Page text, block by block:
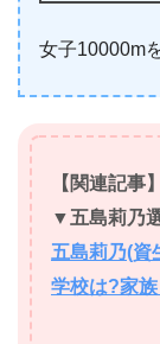
女子10000m
【関連記事】
▼ 五島莉乃
五島莉乃(資
学校は?家